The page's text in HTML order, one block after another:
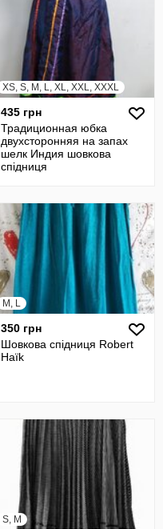
XS, S, M, L, XL, XXL, XXXL
435 грн
Традиционная юбка
двухсторонняя на запах
шелк Индия шовкова
спідниця
M, L
350 грн
Шовкова спідниця Robert
Haïk
S, M